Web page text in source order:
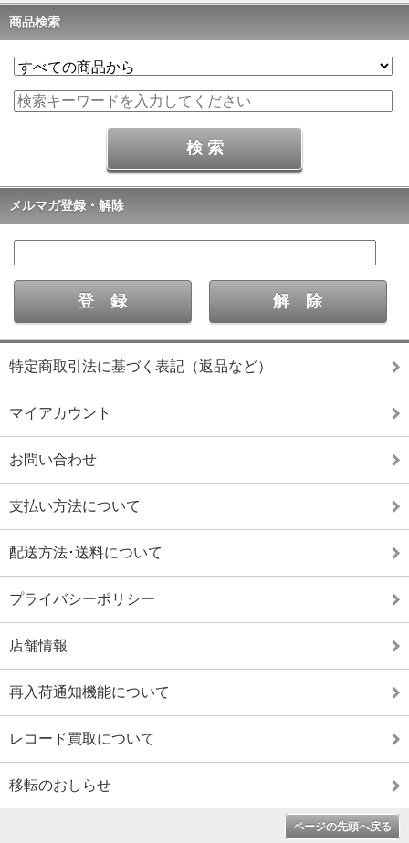
商品検索
メルマガ登録・解除
特定商取引法に基づく表記（返品など）
マイアカウント
お問い合わせ
支払い方法について
配送方法･送料について
プライバシーポリシー
店舗情報
再入荷通知機能について
レコード買取について
移転のおしらせ
ページの先頭へ戻る